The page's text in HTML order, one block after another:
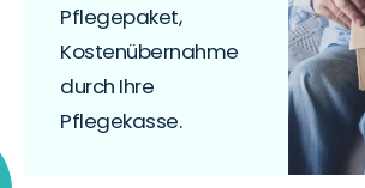
Pflegepaket,
Kostenübernahme
durch Ihre
Pflegekasse.